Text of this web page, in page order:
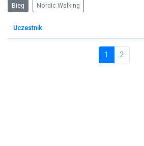
Bieg Nordic Walking
Uczestnik
1 2